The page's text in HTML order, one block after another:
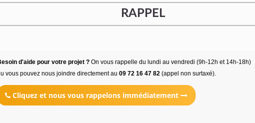
RAPPEL
d'aide pour votre projet ?On vous rappelle du lundi au vendredi (9h-12h et 14h-18h)
vous pouvez nous joindre directement au 09 72 16 47 82(appel non surtaxé).
Cliquez et nous vous rappelons immédiatement